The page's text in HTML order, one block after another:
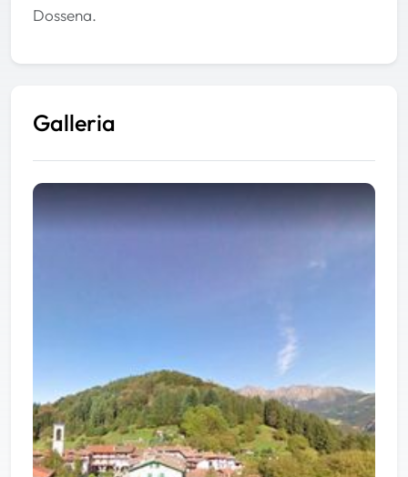
Dossena.
Galleria